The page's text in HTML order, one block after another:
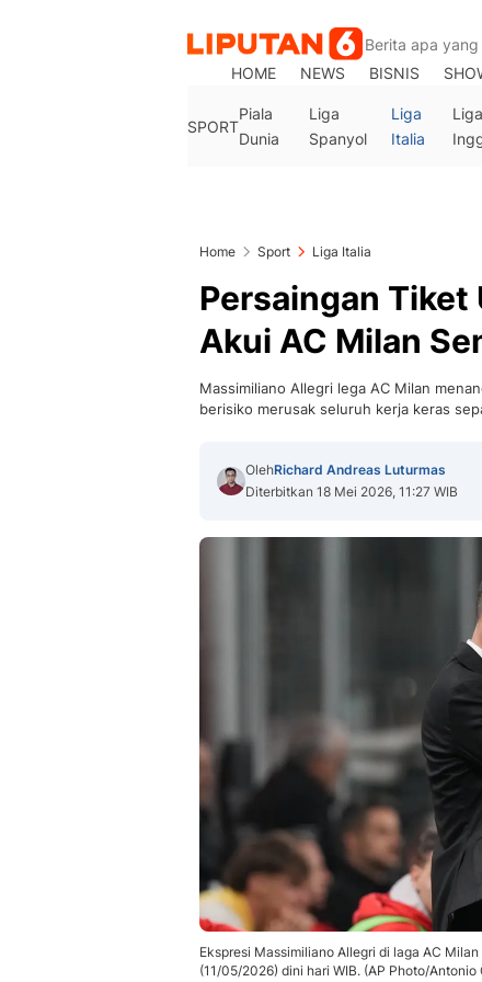
HOME
NEWS BISNIS
SPORT
Piala
Dunia
Liga
Spanyol
Liga
Italia
Liga
Home Sport Liga Italia
Persaingan Tiket
Akui AC Milan
Massimiliano Allegri lega AC Milan
berisiko merusak seluruh kerja keras
OlehRichard Andreas Luturmas
Diterbitkan 18 Mei 2026, 11:27 WIB
Ekspresi Massimiliano Allegri di laga AC
(11/05/2026) dini hari WIB. (AP Photo/Antonio